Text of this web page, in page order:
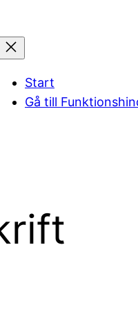
Start
Gå till